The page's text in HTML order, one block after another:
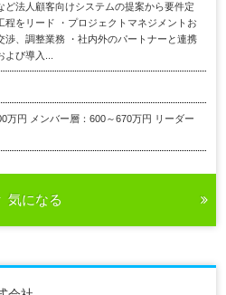
ど法人顧客向けシステムの提案から要件定
程をリード ・プロジェクトマネジメントお
渉、調整業務 ・社内外のパートナーと連携
よび導入...
万円 メンバー層：600～670万円 リーダー
気になる